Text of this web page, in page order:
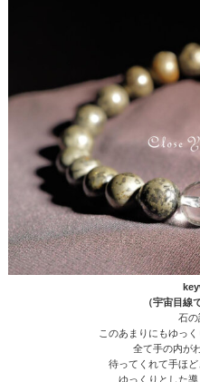
（宇宙目線
石の
このあまりにもゆっ
全て手の内が
待ってくれて手ほ
ゆっくりとした導